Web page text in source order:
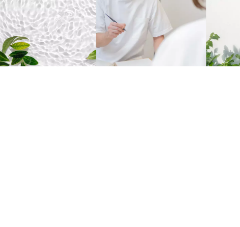
16日に再度
ジョグできる
整形外科で
が見られな
回復につなが